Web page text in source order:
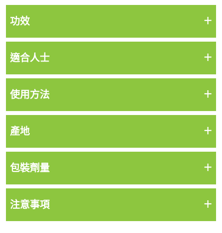
功效 +
適合人士 +
使用方法 +
產地 +
包裝劑量 +
注意事項 +